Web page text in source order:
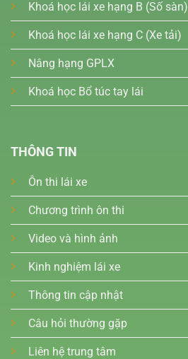
Khoá học lái xe hạng B (Số sàn)
Khoá học lái xe hạng C (Xe tải)
Nâng hạng GPLX
Khoá học Bổ túc tay lái
THÔNG TIN
Ôn thi lái xe
Chương trình ôn thi
Video và hình ảnh
Kinh nghiệm lái xe
Thông tin cập nhật
Câu hỏi thường gặp
Liên hệ trung tâm